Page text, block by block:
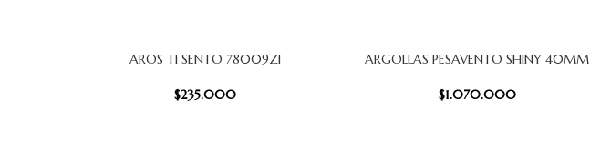
AÑADIR AL CARRITO
AROS TI SENTO 78009ZI
$235.000
AÑADIR AL CARRITO
ARGOLLAS PESAVENTO SHINY 40MM
$1.070.000